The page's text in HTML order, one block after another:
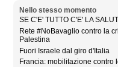
Nello stesso momento
SE C'E' TUTTO C'E' LA
Rete #NoBavaglio contro la
Palestina
Fuori Israele dal giro d'Italia
Francia: mobilitazione contro